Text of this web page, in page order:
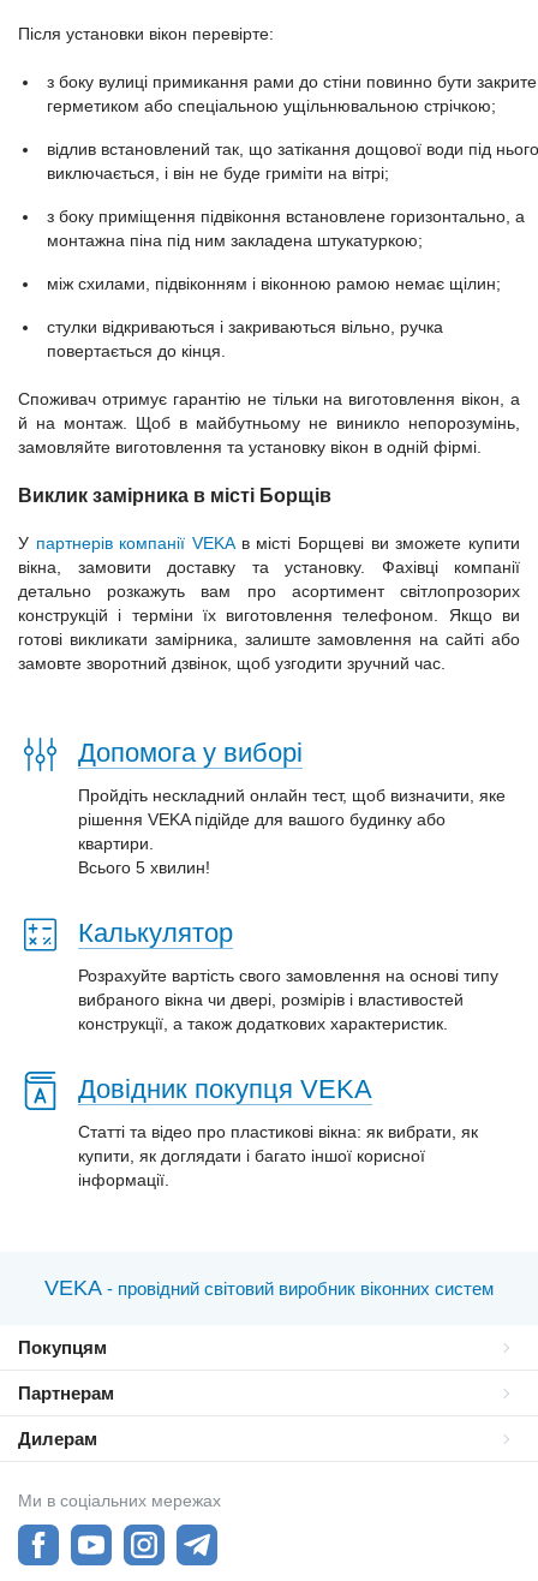
Після установки вікон перевірте:
з боку вулиці примикання рами до стіни повинно бути закрите
герметиком або спеціальною ущільнювальною стрічкою;
відлив встановлений так, що затікання дощової води під нього
виключається, і він не буде гриміти на вітрі;
з боку приміщення підвіконня встановлене горизонтально, а
монтажна піна під ним закладена штукатуркою;
між схилами, підвіконням і віконною рамою немає щілин;
стулки відкриваються і закриваються вільно, ручка
повертається до кінця.
Споживач отримує гарантію не тільки на виготовлення вікон, а
й на монтаж. Щоб в майбутньому не виникло непорозумінь,
замовляйте виготовлення та установку вікон в одній фірмі.
Виклик замірника в місті Борщів
У партнерів компанії VEKAв місті Борщеві ви зможете купити
вікна, замовити доставку та установку. Фахівці компанії
детально розкажуть вам про асортимент світлопрозорих
конструкцій і терміни їх виготовлення телефоном. Якщо ви
готові викликати замірника, залиште замовлення на сайті або
замовте зворотний дзвінок, щоб узгодити зручний час.
Допомога у виборі
Пройдіть нескладний онлайн тест, щоб визначити, яке
рішення VEKA підійде для вашого будинку або
квартири.
Всього 5 хвилин!
Калькулятор
Розрахуйте вартість свого замовлення на основі типу
вибраного вікна чи двері, розмірів і властивостей
конструкції, а також додаткових характеристик.
Довідник покупця VEKA
Статті та відео про пластиковi вікна: як вибрати, як
купити, як доглядати і багато іншої корисної
інформації.
VEKA - провідний світовий виробник віконних систем
Покупцям
Партнерам
Дилерам
Ми в соціальних мережах